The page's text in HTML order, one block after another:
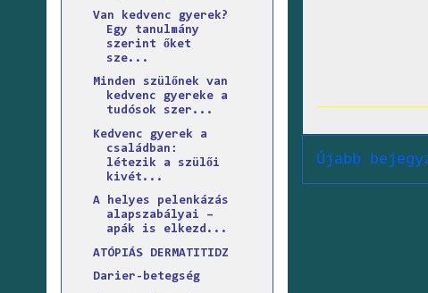
Újabb
Van kedvenc gyerek?
Egy tanulmány
szerint őket
sze...
Minden szülőnek van
kedvenc gyereke a
tudósok szer...
Kedvenc gyerek a
családban:
létezik a szülői
kivét...
A helyes pelenkázás
alapszabályai –
apák is elkezd...
ATÓPIÁS DERMATITIDZ
Darier-betegség